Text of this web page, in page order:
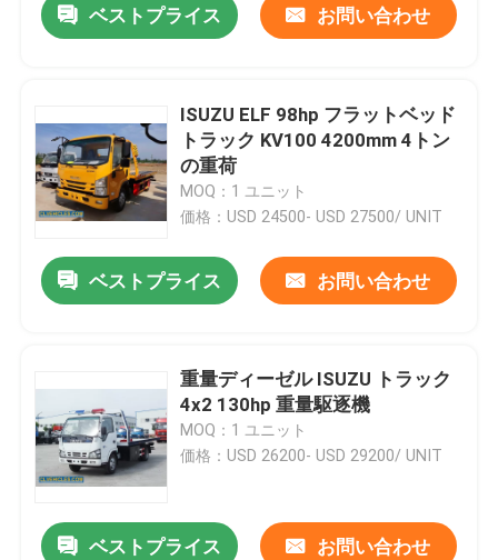
ベストプライス お問い合わせ
ISUZU ELF 98hp フラットベッド
トラック KV100 4200mm 4トン
の重荷
MOQ：1 ユニット
価格：USD 24500- USD 27500/ UNIT
ベストプライス お問い合わせ
重量ディーゼル ISUZU トラック
4x2 130hp 重量駆逐機
MOQ：1 ユニット
価格：USD 26200- USD 29200/ UNIT
ベストプライス お問い合わせ